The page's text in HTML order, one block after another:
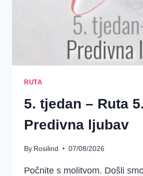
RUTA
5. tjedan – Ruta
Predivna ljubav
By Rosilind 07/08/2026
Počnite s molitvom. Došli